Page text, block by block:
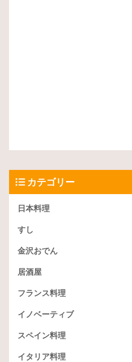
カテゴリー
日本料理
すし
金沢おでん
居酒屋
フランス料理
イノベーティブ
スペイン料理
イタリア料理